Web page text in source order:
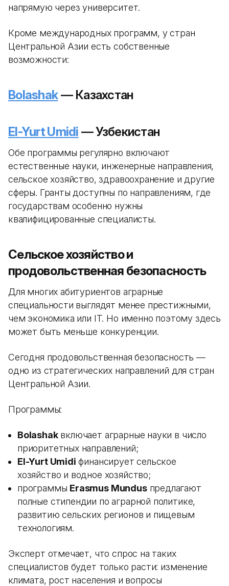
напрямую через университет.
Кроме международных программ, у стран
Центральной Азии есть собственные
возможности:
Bolashak— Казахстан
El-Yurt Umidi — Узбекистан
Обе программы регулярно включают
естественные науки, инженерные направления,
сельское хозяйство, здравоохранение и другие
сферы. Гранты доступны по направлениям, где
государствам особенно нужны
квалифицированные специалисты.
Сельское хозяйство и
продовольственная безопасность
Для многих абитуриентов аграрные
специальности выглядят менее престижными,
чем экономика или IT. Но именно поэтому здесь
может быть меньше конкуренции.
Сегодня продовольственная безопасность —
одно из стратегических направлений для стран
Центральной Азии.
Программы:
Bolashakвключает аграрные науки в число
приоритетных направлений;
El-Yurt Umidi финансирует сельское
хозяйство и водное хозяйство;
программы Erasmus Mundusпредлагают
полные стипендии по аграрной политике,
развитию сельских регионов и пищевым
технологиям.
Эксперт отмечает, что спрос на таких
специалистов будет только расти: изменение
климата, рост населения и вопросы